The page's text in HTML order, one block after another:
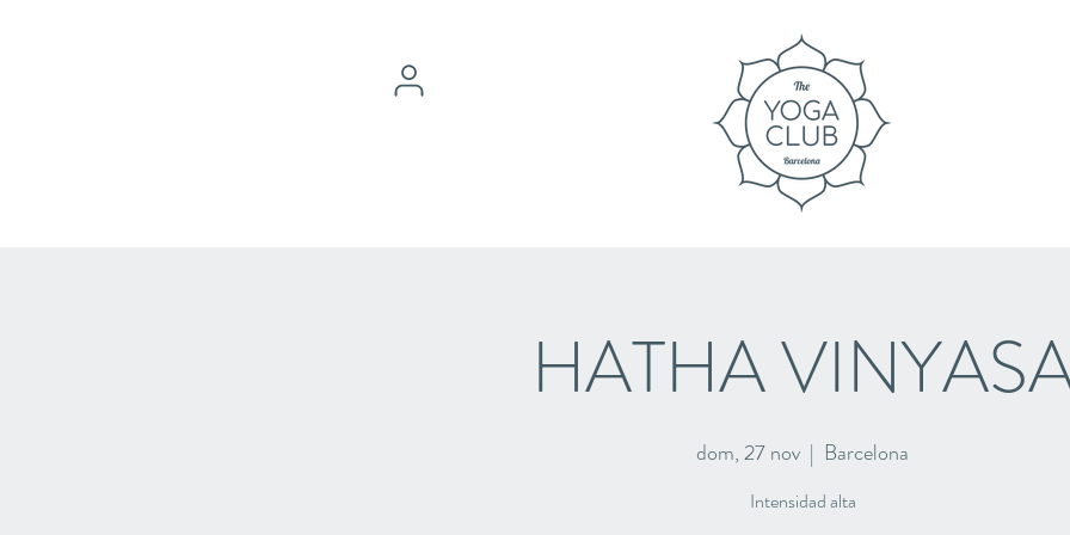
HATHA
dom, 27 nov
  |
Barcelona
Intensidad alta